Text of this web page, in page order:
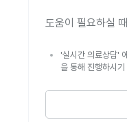
도움이 필요하실
'실시간 의료상담'
을 통해 진행하시